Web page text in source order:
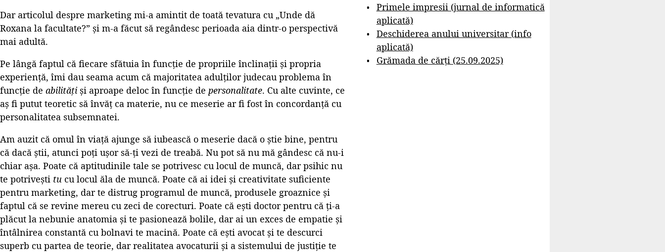
Dar articolul despre marketing mi-a amintit de toată tevatura cu „Unde dă
Roxana la facultate?” și m-a făcut să regândesc perioada aia dintr-o perspectivă
mai adultă.
Pe lângă faptul că fiecare sfătuia în funcție de propriile înclinații și propria
experiență, îmi dau seama acum că majoritatea adulților judecau problema în
funcție de abilități și aproape deloc în funcție de personalitate. Cu alte cuvinte, ce
aș fi putut teoretic să învăț ca materie, nu ce meserie ar fi fost în concordanță cu
personalitatea subsemnatei.
Am auzit că omul în viață ajunge să iubească o meserie dacă o știe bine, pentru
că dacă știi, atunci poți ușor să-ți vezi de treabă. Nu pot să nu mă gândesc că nu-i
chiar așa. Poate că aptitudinile tale se potrivesc cu locul de muncă, dar psihic nu
te potrivești tu cu locul ăla de muncă. Poate că ai idei și creativitate suficiente
pentru marketing, dar te distrug programul de muncă, produsele groaznice și
faptul că se revine mereu cu zeci de corecturi. Poate că ești doctor pentru că ți-a
plăcut la nebunie anatomia și te pasionează bolile, dar ai un exces de empatie și
întâlnirea constantă cu bolnavi te macină. Poate că ești avocat și te descurci
superb cu partea de teorie, dar realitatea avocaturii și a sistemului de justiție te
Primele impresii (jurnal de informatică
aplicată)
Deschiderea anului universitar (info
aplicată)
Grămada de cărți (25.09.2025)